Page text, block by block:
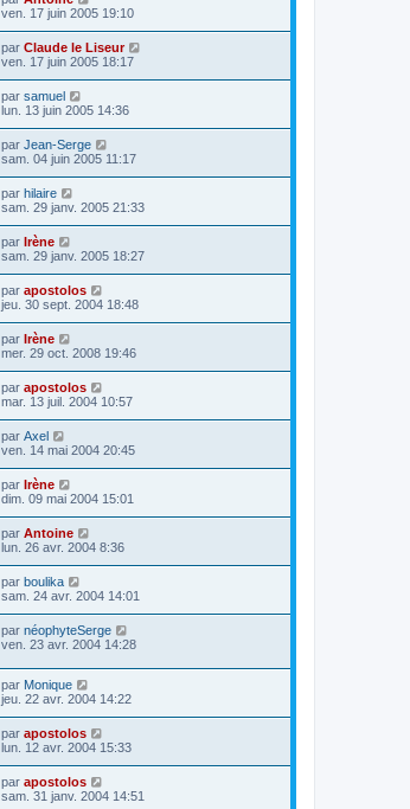
ven. 17 juin 2005 19:10
par Claude le Liseur
ven. 17 juin 2005 18:17
par samuel
lun. 13 juin 2005 14:36
par Jean-Serge
sam. 04 juin 2005 11:17
par hilaire
sam. 29 janv. 2005 21:33
par Irène
sam. 29 janv. 2005 18:27
par apostolos
jeu. 30 sept. 2004 18:48
par Irène
mer. 29 oct. 2008 19:46
par apostolos
mar. 13 juil. 2004 10:57
par Axel
ven. 14 mai 2004 20:45
par Irène
dim. 09 mai 2004 15:01
par Antoine
lun. 26 avr. 2004 8:36
par boulika
sam. 24 avr. 2004 14:01
par néophyteSerge
ven. 23 avr. 2004 14:28
par Monique
jeu. 22 avr. 2004 14:22
par apostolos
lun. 12 avr. 2004 15:33
par apostolos
sam. 31 janv. 2004 14:51